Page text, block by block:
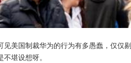
见美国制裁华为的行为有多愚蠢，仅仅
堪设想呀。